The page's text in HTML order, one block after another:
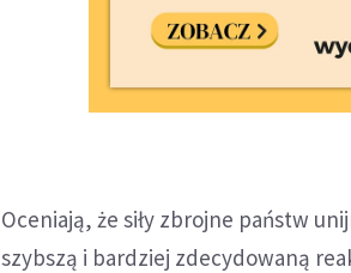
Oceniają, że siły zbrojne państw
szybszą i bardziej zdecydowaną